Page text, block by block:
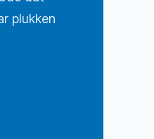
plukken